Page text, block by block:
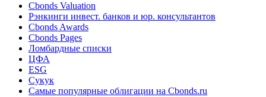
Cbonds Valuation
Рэнкинги инвест. банков и юр. консультантов
Cbonds Awards
Cbonds Pages
Ломбардные списки
ЦФА
ESG
Сукук
Самые популярные облигации на Cbonds.ru